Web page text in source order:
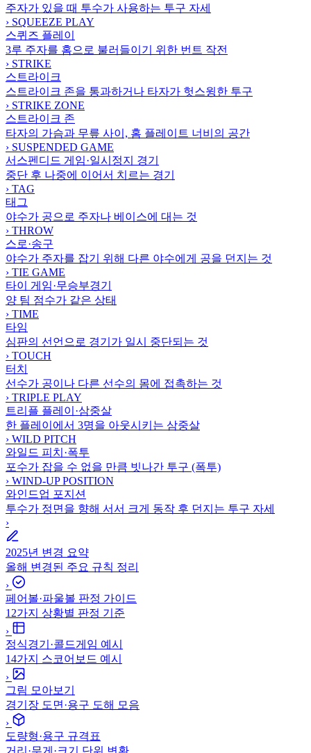
주자가 있을 때 투수가 사용하는 투구 자세
› SQUEEZE PLAY
스퀴즈 플레이
3루 주자를 홈으로 불러들이기 위한 번트 작전
› STRIKE
스트라이크
스트라이크 존을 통과하거나 타자가 헛스윙한 투구
› STRIKE ZONE
스트라이크 존
타자의 가슴과 무릎 사이, 홈 플레이트 너비의 공간
› SUSPENDED GAME
서스펜디드 게임·일시정지 경기
중단 후 나중에 이어서 치르는 경기
› TAG
태그
야수가 공으로 주자나 베이스에 대는 것
› THROW
스로·송구
야수가 주자를 잡기 위해 다른 야수에게 공을 던지는 것
› TIE GAME
타이 게임·무승부경기
양 팀 점수가 같은 상태
› TIME
타임
심판의 선언으로 경기가 일시 중단되는 것
› TOUCH
터치
선수가 공이나 다른 선수의 몸에 접촉하는 것
› TRIPLE PLAY
트리플 플레이·삼중살
한 플레이에서 3명을 아웃시키는 삼중살
› WILD PITCH
와일드 피치·폭투
포수가 잡을 수 없을 만큼 빗나간 투구 (폭투)
› WIND-UP POSITION
와인드업 포지션
투수가 정면을 향해 서서 크게 동작 후 던지는 투구 자세
›
2025년 변경 요약
올해 변경된 주요 규칙 정리
›
페어볼·파울볼 판정 가이드
12가지 상황별 판정 기준
›
정식경기·콜드게임 예시
14가지 스코어보드 예시
›
그림 모아보기
경기장 도면·용구 도해 모음
›
도량형·용구 규격표
거리·무게·크기 단위 변환